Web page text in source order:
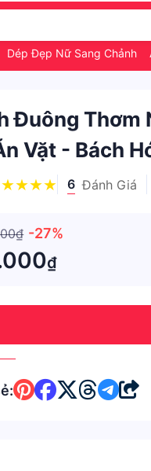
Dép Đẹp Nữ Sang Chảnh
Đuông
Vặt - Bách
6 Đánh Giá
-27%
₫